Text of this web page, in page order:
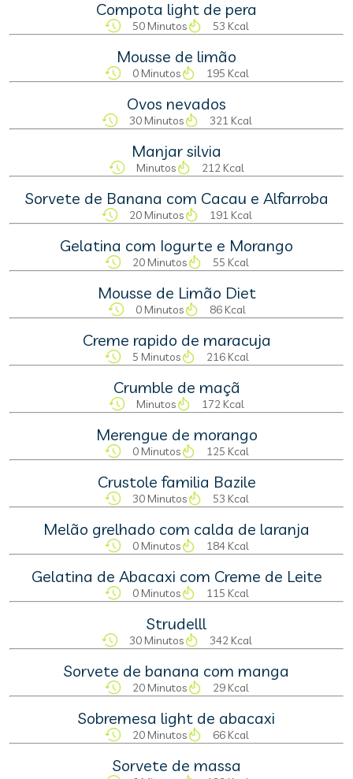
Compota light de pera
50 Minutos 53 Kcal
Mousse de limão
0 Minutos 195 Kcal
Ovos nevados
30 Minutos 321 Kcal
Manjar silvia
Minutos 212 Kcal
Sorvete de Banana com Cacau e Alfarroba
20 Minutos 191 Kcal
Gelatina com Iogurte e Morango
20 Minutos 55 Kcal
Mousse de Limão Diet
0 Minutos 86 Kcal
Creme rapido de maracuja
5 Minutos 216 Kcal
Crumble de maçã
Minutos 172 Kcal
Merengue de morango
0 Minutos 125 Kcal
Crustole familia Bazile
30 Minutos 53 Kcal
Melão grelhado com calda de laranja
0 Minutos 184 Kcal
Gelatina de Abacaxi com Creme de Leite
0 Minutos 115 Kcal
Strudelll
30 Minutos 342 Kcal
Sorvete de banana com manga
20 Minutos 29 Kcal
Sobremesa light de abacaxi
20 Minutos 66 Kcal
Sorvete de massa